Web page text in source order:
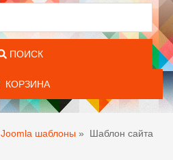
ПОИСК
КОРЗИНА
Joomla шаблоны »
Шаблон сайта